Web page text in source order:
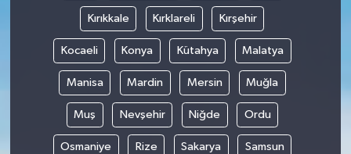
Kırıkkale Kırklareli Kırşehir
Kocaeli Konya Kütahya Malatya
Manisa Mardin Mersin Muğla
Muş Nevşehir Niğde Ordu
Osmaniye Rize Sakarya Samsun